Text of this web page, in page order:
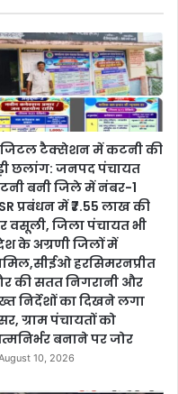
टैक्सेशन में कटनी की
छलांग: जनपद पंचायत
बनी जिले में नंबर-1
प्रबंधन में ₹7.55 लाख की
वसूली, जिला पंचायत भी
के अग्रणी जिलों में
हरसिमरनप्रीत
की सतत निगरानी और
निर्देशों का दिखने लगा
ग्राम पंचायतों को
बनाने पर जोर
10, 2026